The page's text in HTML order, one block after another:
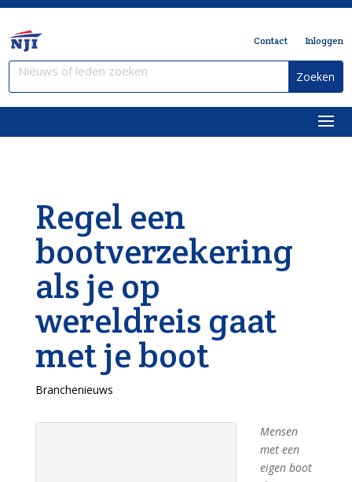
Contact Inloggen
Regel een
bootverzekering
als je op
wereldreis gaat
met je boot
Branchenieuws
Mensen
met een
eigen boot